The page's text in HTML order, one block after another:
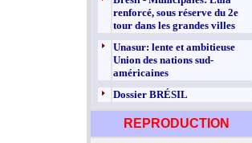
renforcé, sous réserve du 2e
tour dans les grandes villes
Unasur: lente et ambitieuse
Union des nations sud-
américaines
Dossier BRÉSIL
REPRODUCTION